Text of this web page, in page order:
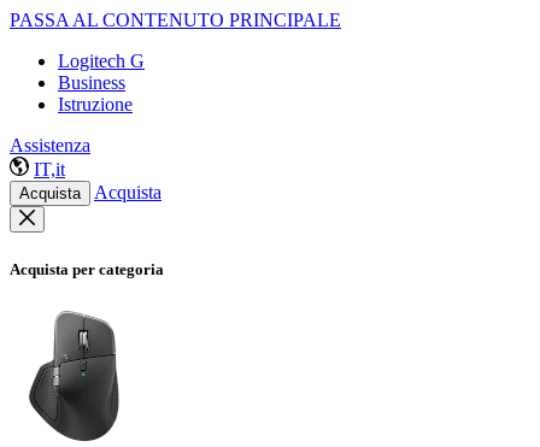
PASSA AL CONTENUTO PRINCIPALE
Logitech G
Business
Istruzione
Assistenza
IT,it
Acquista Acquista
Acquista per categoria